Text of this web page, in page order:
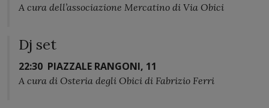
A cura dell’associazione Mercatino di Via Obici
Dj set
22:30 PIAZZALE RANGONI, 11
A cura di Osteria degli Obici di Fabrizio Ferri